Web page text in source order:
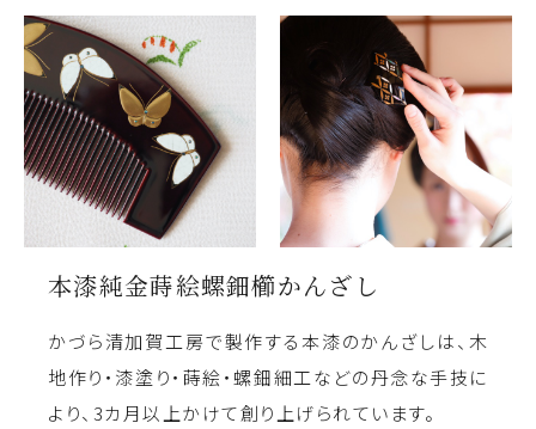
本漆純金蒔絵螺鈿櫛かんざし
かづら清加賀工房で製作する本漆のかんざしは、木
地作り・漆塗り・蒔絵・螺鈿細工などの丹念な手技に
より、3カ月以上かけて創り上げられています。